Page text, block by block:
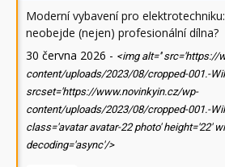
Moderní vybavení pro
neobejde (nejen) profesionální dílna?
30 června 2026 - <img alt='' src='https://
content/uploads/2023/08/cropped-001.-
srcset='https://www.novinkyin.cz/wp-
content/uploads/2023/08/cropped-001.-
class='avatar avatar-22 photo' height='22'
decoding='async'/>